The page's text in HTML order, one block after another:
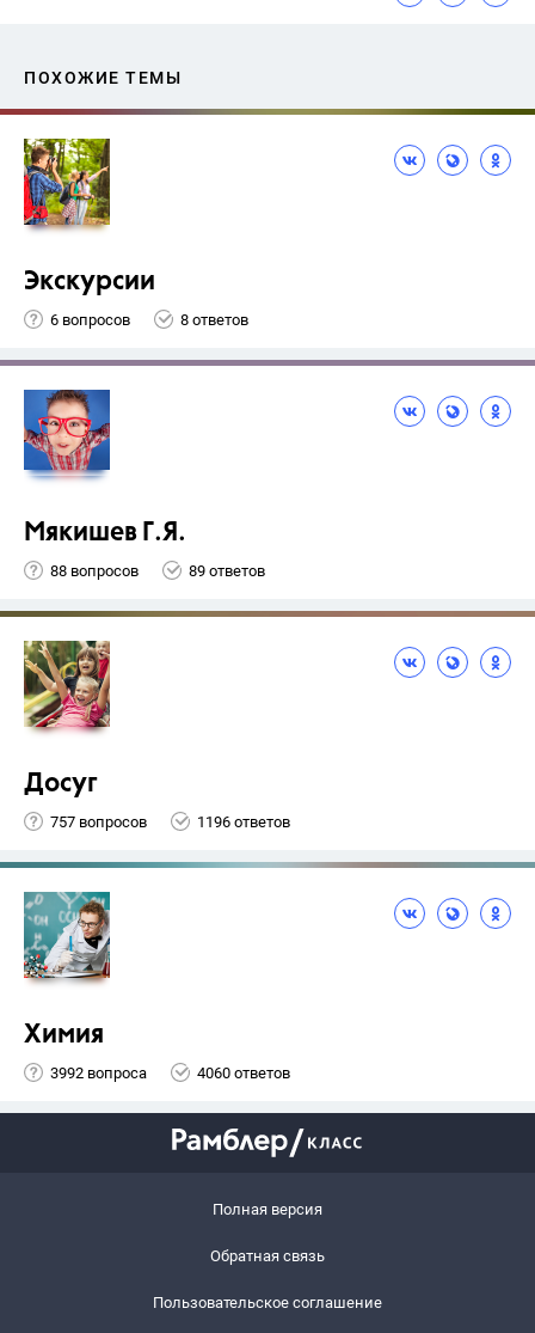
ПОХОЖИЕ ТЕМЫ
Экскурсии
6 вопросов 8 ответов
Мякишев Г.Я.
88 вопросов 89 ответов
Досуг
757 вопросов 1196 ответов
Химия
3992 вопроса 4060 ответов
Полная версия
Обратная связь
Пользовательское соглашение